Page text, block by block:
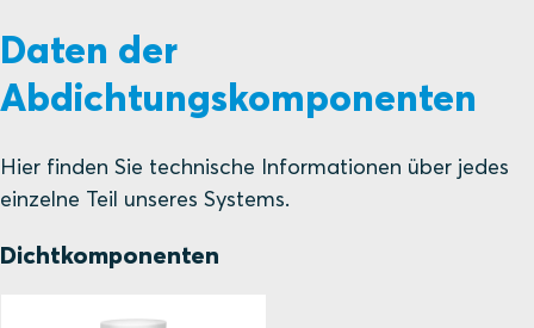
Daten der
Abdichtungskomponenten
Hier finden Sie technische Informationen über jedes
einzelne Teil unseres Systems.
Dichtkomponenten